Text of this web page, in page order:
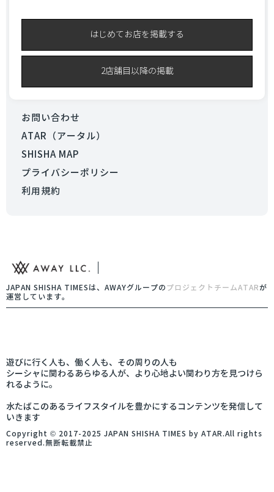
はじめてお店を掲載する
2店舗目以降の掲載
お問い合わせ
ATAR（アータル）
SHISHA MAP
プライバシーポリシー
利用規約
JAPAN SHISHA TIMESは、AWAYグループの プロジェクトチームATARが
運営しています。
遊びに行く人も、働く人も、その周りの人も
シーシャに関わるあらゆる人が、より心地よい関わり方を見つけら
れるように。
水たばこのあるライフスタイルを豊かにするコンテンツを発信して
いきます
Copyright © 2017-2025 JAPAN SHISHA TIMES by ATAR.All rights
reserved.無断転載禁止